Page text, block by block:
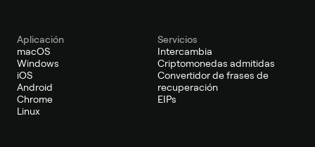
Aplicación
macOS
Windows
iOS
Android
Chrome
Linux
Servicios
Intercambia
Criptomonedas admitidas
Convertidor de frases de
recuperación
EIPs